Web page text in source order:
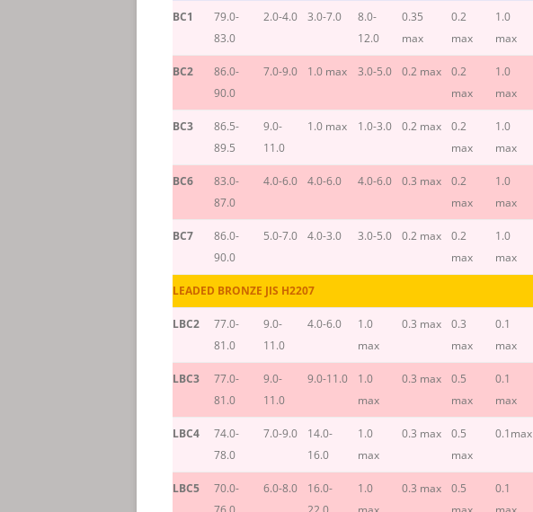
BC1
79.0-
83.0
2.0-4.0 3.0-7.0
8.0-
12.0
0.35
max
0.2
max
1.0
max
BC2
86.0-
90.0
7.0-9.0 1.0 max 3.0-5.0 0.2 max
0.2
max
1.0
max
BC3
86.5-
89.5
9.0-
11.0
1.0 max 1.0-3.0 0.2 max
0.2
max
1.0
max
BC6
83.0-
87.0
4.0-6.0 4.0-6.0 4.0-6.0 0.3 max
0.2
max
1.0
max
BC7
86.0-
90.0
5.0-7.0 4.0-3.0 3.0-5.0 0.2 max
0.2
max
1.0
max
LEADED BRONZE JIS H2207
LBC2
77.0-
81.0
9.0-
11.0
4.0-6.0
1.0
max
0.3 max
0.3
max
0.1
max
LBC3
77.0-
81.0
9.0-
11.0
9.0-11.0
1.0
max
0.3 max
0.5
max
0.1
max
LBC4
74.0-
78.0
7.0-9.0
14.0-
16.0
1.0
max
0.3 max
0.5
max
0.1max
LBC5
70.0-
6.0-8.0
16.0-
1.0
0.3 max
0.5
0.1